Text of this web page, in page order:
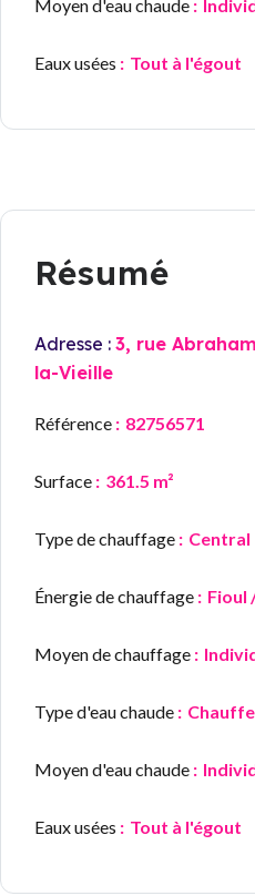
Moyen d'eau chaude
Eaux usées Tout à l'égout
Résumé
Adresse : 3, rue
la-Vieille
Référence 82756571
Surface 361.5 m²
Type de chauffage Central
Énergie de chauffage Fioul
Moyen de chauffage
Type d'eau chaude
Moyen d'eau chaude
Eaux usées Tout à l'égout